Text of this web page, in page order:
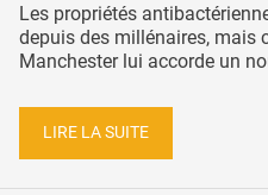
Les propriétés
depuis des millénaires, mais
Manchester lui accorde un
LIRE LA SUITE